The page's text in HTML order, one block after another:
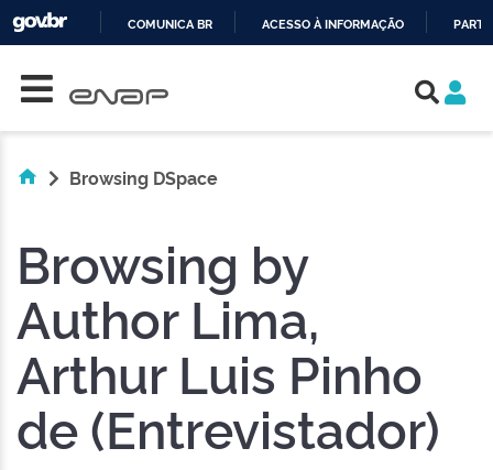
COMUNICA BR ACESSO À INFORMAÇÃO
Browsing DSpace
Browsing by
Author Lima,
Arthur Luis Pinho
de (Entrevistador)